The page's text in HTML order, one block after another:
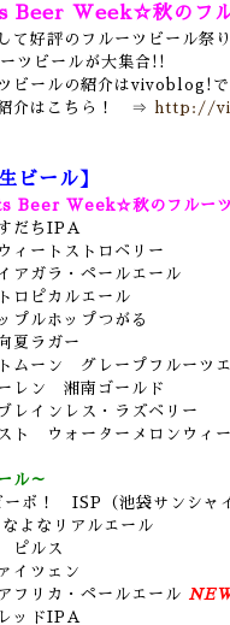
Week☆秋のフル
て好評のフルーツビール祭
ツビールが大集合!!
ツビールの紹介はvivoblog!
介はこちら！
⇒ http://
ビール】
Beer Week☆秋のフルーツ
だちIPA
ィートストロベリー
アガラ・ペールエール
ロピカルエール
プルホップつがる
夏ラガー
ムーン グレープフルーツ
レン 湘南ゴールド
レインレス・ラズベリー
ト ウォーターメロンウィ
ル～
ーボ！ ISP（池袋サンシャ
なよなリアルエール
ピルス
イツェン
フリカ・ペールエール
ッドIPA